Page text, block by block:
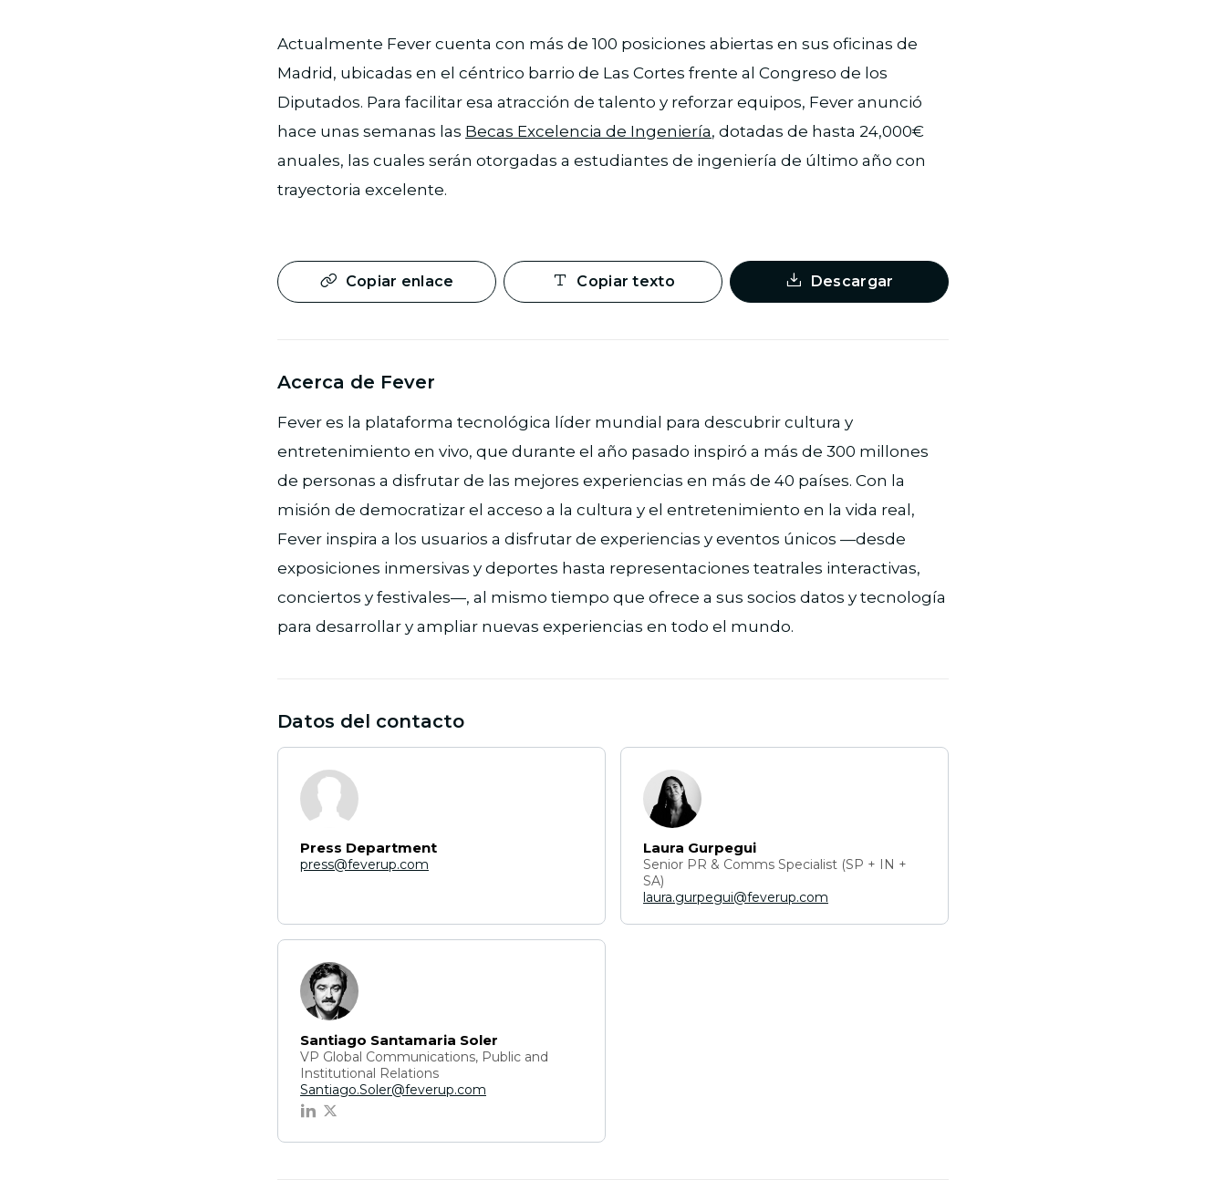
Actualmente Fever cuenta con más de 100 posiciones abiertas en sus oficinas de
Madrid, ubicadas en el céntrico barrio de Las Cortes frente al Congreso de los
Diputados. Para facilitar esa atracción de talento y reforzar equipos, Fever anunció
hace unas semanas las Becas Excelencia de Ingeniería, dotadas de hasta 24,000€
anuales, las cuales serán otorgadas a estudiantes de ingeniería de último año con
trayectoria excelente.
Copiar enlace Copiar texto Descargar
Acerca de Fever
Fever es la plataforma tecnológica líder mundial para descubrir cultura y
entretenimiento en vivo, que durante el año pasado inspiró a más de 300 millones
de personas a disfrutar de las mejores experiencias en más de 40 países. Con la
misión de democratizar el acceso a la cultura y el entretenimiento en la vida real,
Fever inspira a los usuarios a disfrutar de experiencias y eventos únicos —desde
exposiciones inmersivas y deportes hasta representaciones teatrales interactivas,
conciertos y festivales—, al mismo tiempo que ofrece a sus socios datos y tecnología
para desarrollar y ampliar nuevas experiencias en todo el mundo.
Datos del contacto
Press Department
press@feverup.com
Laura Gurpegui
Senior PR & Comms Specialist (SP + IN +
SA)
laura.gurpegui@feverup.com
Santiago Santamaria Soler
VP Global Communications, Public and
Institutional Relations
Santiago.Soler@feverup.com